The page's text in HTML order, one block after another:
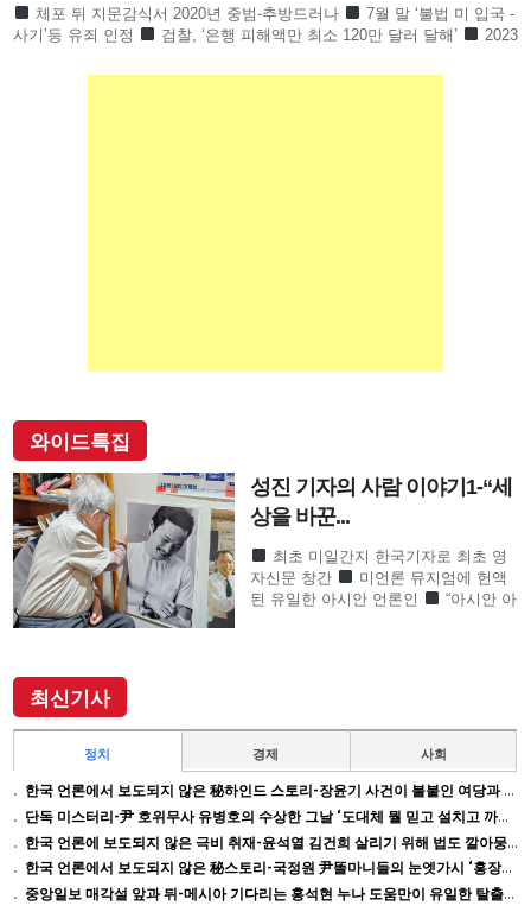
체포 뒤 지문감식서 2020년 중범-추방드러나
7월 말 ‘불법 미 입국 -
사기’등 유죄 인정
검찰, ‘은행 피해액만 최소 120만 달러 달해’
2023
와이드특집
성진 기자의 사람 이야기1-“세
상을 바꾼...
최초 미일간지 한국기자로 최초 영
자신문 창간
미언론 뮤지엄에 헌액
된 유일한 아시안 언론인
“아시안 아
최신기사
정치 경제 사회
한국 언론에서 보도되지 않은 秘하인드 스토리-장윤기 사건이 불붙인 여당과 검찰의 보완 수사권 전쟁
단독 미스터리-尹 호위무사 유병호의 수상한 그날 ‘도대체 뭘 믿고 설치고 까부나 했더니…’
한국 언론에 보도되지 않은 극비 취재-윤석열 김건희 살리기 위해 법도 깔아뭉갠 심우정의 자충수
한국 언론에서 보도되지 않은 秘스토리-국정원 尹똘마니들의 눈엣가시 ‘홍장원’ 죽이기
중앙일보 매각설 앞과 뒤-메시아 기다리는 홍석현 누나 도움만이 유일한 탈출구인데 …